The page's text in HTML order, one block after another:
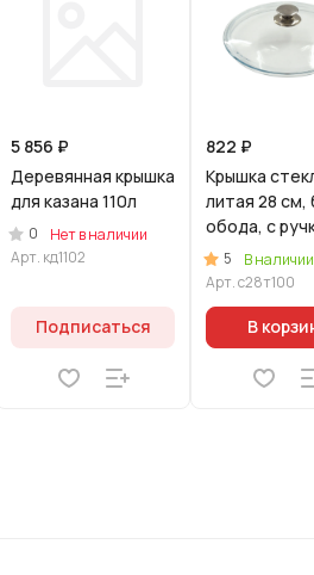
5 856 ₽
Деревянная крышка
для казана 110л
0
Нет в наличии
Арт. кд1102
Подписаться
822 ₽
Крышка
литая 28 см,
обода, с
нерж.стали
5
В наличии
Арт.с28т100
В